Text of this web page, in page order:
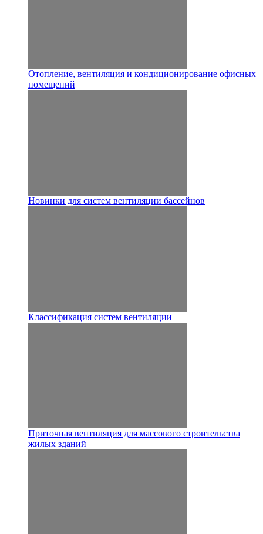
Отопление, вентиляция и кондиционирование офисных
помещений
Новинки для систем вентиляции бассейнов
Классификация систем вентиляции
Приточная вентиляция для массового строительства
жилых зданий